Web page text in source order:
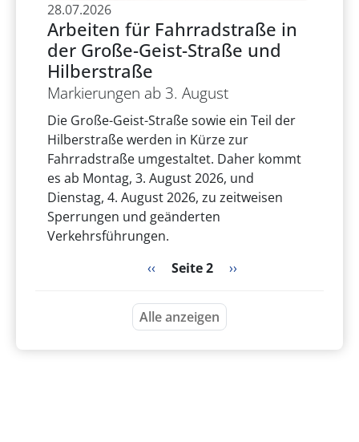
28.07.2026
Arbeiten für Fahrradstraße in
der Große-Geist-Straße und
Hilberstraße
Markierungen ab 3. August
Die Große-Geist-Straße sowie ein Teil der
Hilberstraße werden in Kürze zur
Fahrradstraße umgestaltet. Daher kommt
es ab Montag, 3. August 2026, und
Dienstag, 4. August 2026, zu zeitweisen
Sperrungen und geänderten
Verkehrsführungen.
Seitennummerierung
Vorherige Seite
‹‹ Seite 2 Nächste Seite
››
Alle anzeigen